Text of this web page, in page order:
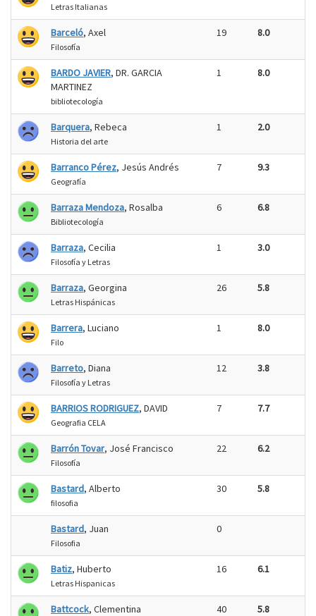
Letras Italianas
Barceló, Axel
Filosofía
19 8.0
BARDO JAVIER, DR. GARCIA
MARTINEZ
bibliotecología
1 8.0
Barquera, Rebeca
Historia del arte
1 2.0
Barranco Pérez, Jesús Andrés
Geografía
7 9.3
Barraza Mendoza, Rosalba
Bibliotecología
6 6.8
Barraza, Cecilia
Filosofía y Letras
1 3.0
Barraza, Georgina
Letras Hispánicas
26 5.8
Barrera, Luciano
Filo
1 8.0
Barreto, Diana
Filosofía y Letras
12 3.8
BARRIOS RODRIGUEZ, DAVID
Geografia CELA
7 7.7
Barrón Tovar, José Francisco
Filosofía
22 6.2
Bastard, Alberto
filosofia
30 5.8
Bastard, Juan
Filosofia
0
Batiz, Huberto
Letras Hispanicas
16 6.1
Battcock, Clementina 40 5.8